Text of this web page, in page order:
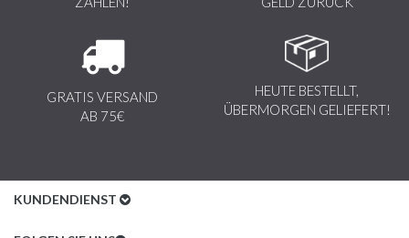
GRATIS VERSAND
AB 75€
HEUTE BESTELLT,
ÜBERMORGEN GELIEFERT!
KUNDENDIENST
Kundenservice